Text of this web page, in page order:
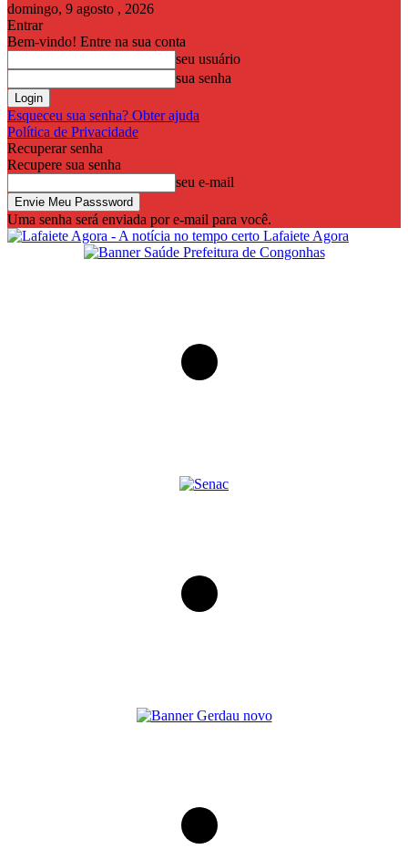
domingo, 9 agosto , 2026
Entrar
Bem-vindo! Entre na sua conta
seu usuário
sua senha
Esqueceu sua senha? Obter ajuda
Política de Privacidade
Recuperar senha
Recupere sua senha
seu e-mail
Uma senha será enviada por e-mail para você.
Lafaiete Agora